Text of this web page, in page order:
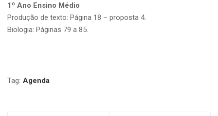
1º Ano Ensino Médio
Produção de texto: Página 18 – proposta 4.
Biologia: Páginas 79 a 85.
Tag: Agenda